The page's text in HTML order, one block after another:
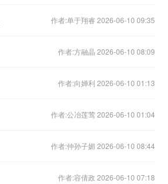
作者:单于翔睿 2026-06-10 09:35
作者:方融晶 2026-06-10 08:09
作者:向婵利 2026-06-10 01:13
作者:公冶莲莺 2026-06-10 01:04
作者:仲孙子媚 2026-06-10 08:44
作者:容倩政 2026-06-10 07:18